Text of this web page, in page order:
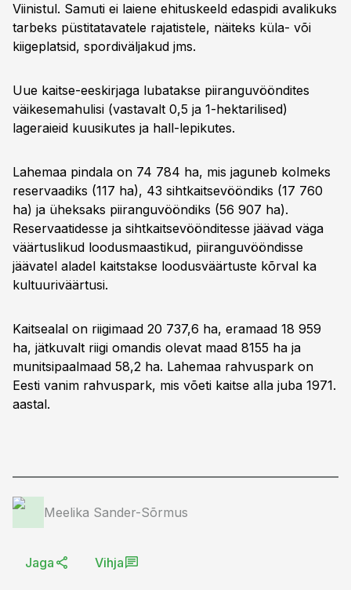
Viinistul. Samuti ei laiene ehituskeeld edaspidi avalikuks
tarbeks püstitatavatele rajatistele, näiteks küla- või
kiigeplatsid, spordiväljakud jms.
Uue kaitse-eeskirjaga lubatakse piiranguvööndites
väikesemahulisi (vastavalt 0,5 ja 1-hektarilised)
lageraieid kuusikutes ja hall-lepikutes.
Lahemaa pindala on 74 784 ha, mis jaguneb kolmeks
reservaadiks (117 ha), 43 sihtkaitsevööndiks (17 760
ha) ja üheksaks piiranguvööndiks (56 907 ha).
Reservaatidesse ja sihtkaitsevöönditesse jäävad väga
väärtuslikud loodusmaastikud, piiranguvööndisse
jäävatel aladel kaitstakse loodusväärtuste kõrval ka
kultuuriväärtusi.
Kaitsealal on riigimaad 20 737,6 ha, eramaad 18 959
ha, jätkuvalt riigi omandis olevat maad 8155 ha ja
munitsipaalmaad 58,2 ha. Lahemaa rahvuspark on
Eesti vanim rahvuspark, mis võeti kaitse alla juba 1971.
aastal.
Meelika Sander-Sõrmus
Jaga Vihja